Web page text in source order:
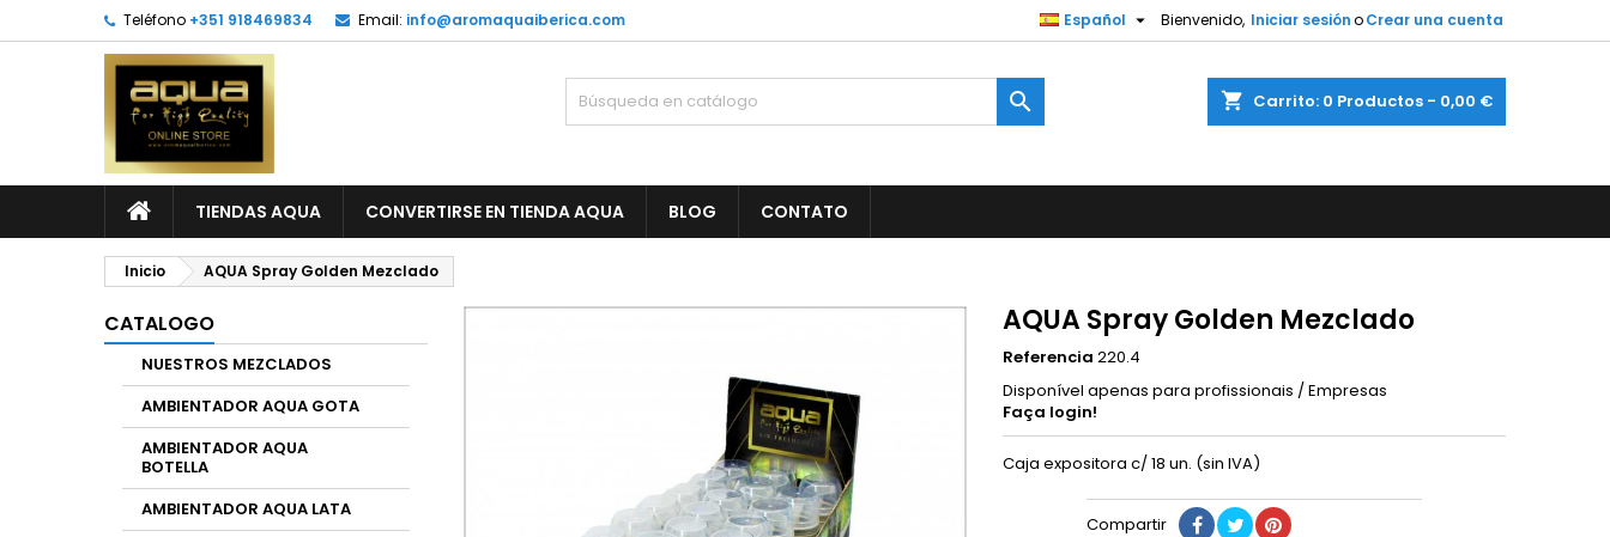
Teléfono +351 918469834 Email: info@aromaquaiberica.com Bienvenido, Iniciar sesiónoCrear una cuenta
Español 
shopping_cart Carrito: 0 Productos - 0,00 €

TIENDAS AQUA CONVERTIRSE EN TIENDA AQUA BLOG CONTATO
Inicio AQUA Spray Golden Mezclado
CATALOGO
NUESTROS MEZCLADOS
AMBIENTADOR AQUA GOTA
AMBIENTADOR AQUA
BOTELLA
AMBIENTADOR AQUA LATA
AQUA Spray Golden Mezclado
Referencia 220.4
Disponível apenas para profissionais / Empresas
Faça login!
Caja expositora c/ 18 un. (sin IVA)
Compartir